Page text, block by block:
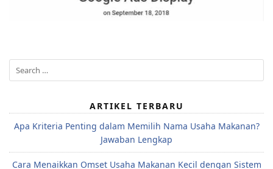
Search
for:
ARTIKEL TERBARU
Apa Kriteria Penting dalam Memilih Nama Usaha Makanan?
Jawaban Lengkap
Cara Menaikkan Omset Usaha Makanan Kecil dengan Sistem